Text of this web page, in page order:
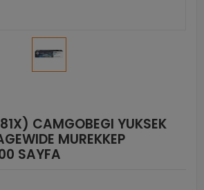
CAMGOBEGI YUKSEK
MUREKKEP
SAYFA